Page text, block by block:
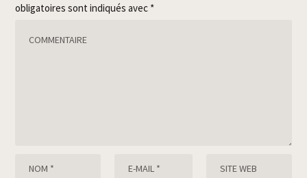
obligatoires sont indiqués avec *